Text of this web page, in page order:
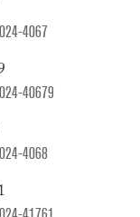
4067
40679
4068